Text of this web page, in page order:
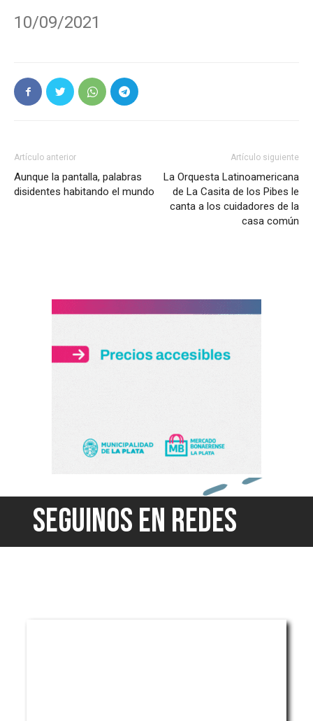
10/09/2021
Artículo anterior
Aunque la pantalla, palabras
disidentes habitando el mundo
Artículo siguiente
La Orquesta Latinoamericana
de La Casita de los Pibes le
canta a los cuidadores de la
casa común
SEGUINOS EN REDES